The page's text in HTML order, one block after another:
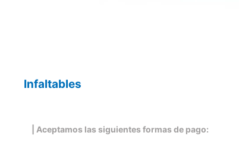
Infaltables
| Aceptamos las siguientes formas de pago: